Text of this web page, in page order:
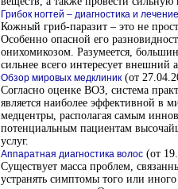
Грибок ногтей – диагностика и лечение
Кожный гриб-паразит ‒ это не
Особенно опасной его
онихомикозом. Разумеется,
сильнее всего интересует внешний
Обзор мировых медклиник (от
Согласно оценке ВОЗ, система
является наиболее эффективной в
медцентры, располагая самым
потенциальным пациентам
услуг.
Аппаратная диагностика волос (от
Существует масса проблем,
устранять симптомы того или иного